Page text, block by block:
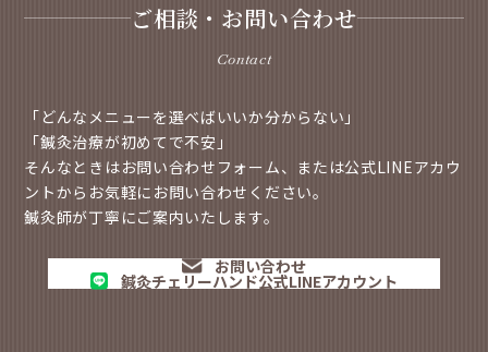
ご相談・お問い合わせ
Contact
「どんなメニューを選べばいいか分からない」
「鍼灸治療が初めてで不安」
そんなときはお問い合わせフォーム、または公式LINEアカウ
ントからお気軽にお問い合わせください。
鍼灸師が丁寧にご案内いたします。
お問い合わせ
鍼灸チェリーハンド公式LINEアカウント